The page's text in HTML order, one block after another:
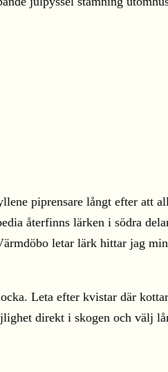
piprensare långt efter att
återfinns lärken i södra
letar lärk hittar jag
Leta efter kvistar där
direkt i skogen och välj